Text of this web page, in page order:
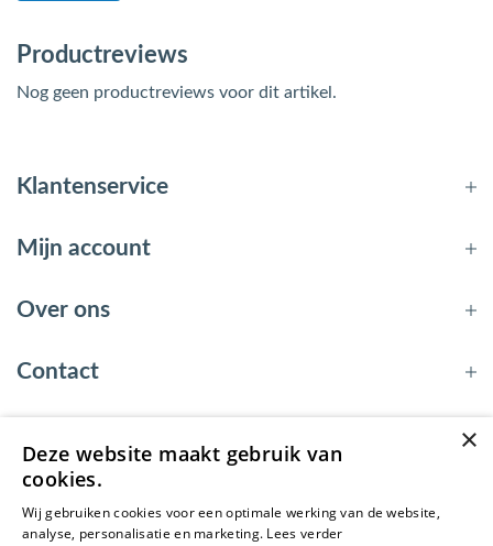
Productreviews
Nog geen productreviews voor dit artikel.
Klantenservice
Mijn account
Over ons
Contact
© 2026 - EnergyBy
×
Deze website maakt gebruik van
cookies.
Wij gebruiken cookies voor een optimale werking van de website,
analyse, personalisatie en marketing. Lees verder